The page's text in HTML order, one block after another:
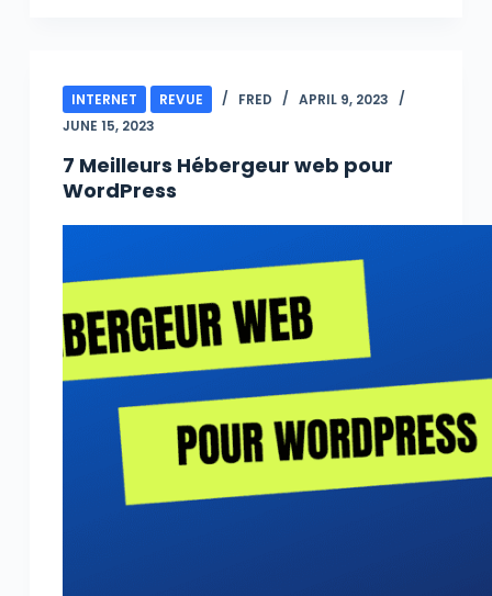
INTERNET REVUE FRED
APRIL 9, 2023
JUNE 15, 2023
7 Meilleurs Hébergeur web pour
WordPress